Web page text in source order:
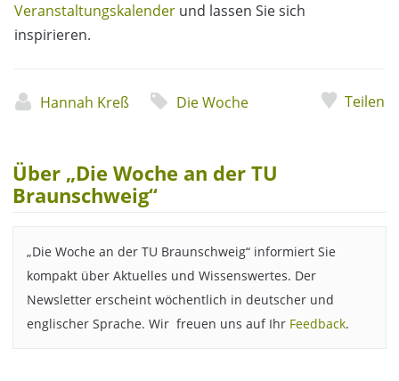
Veranstaltungskalender und lassen Sie sich
inspirieren.
Hannah Kreß Die Woche Teilen
Über „Die Woche an der TU
Braunschweig“
„Die Woche an der TU Braunschweig“ informiert Sie
kompakt über Aktuelles und Wissenswertes. Der
Newsletter erscheint wöchentlich in deutscher und
englischer Sprache. Wir freuen uns auf Ihr Feedback.